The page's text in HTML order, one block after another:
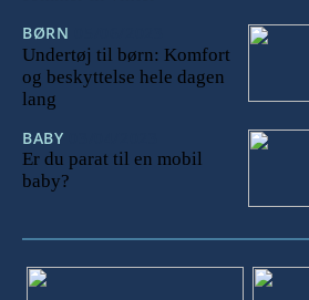
BØRN
Undertøj til børn: Komfort
og beskyttelse hele dagen
lang
BABY
Er du parat til en mobil
baby?